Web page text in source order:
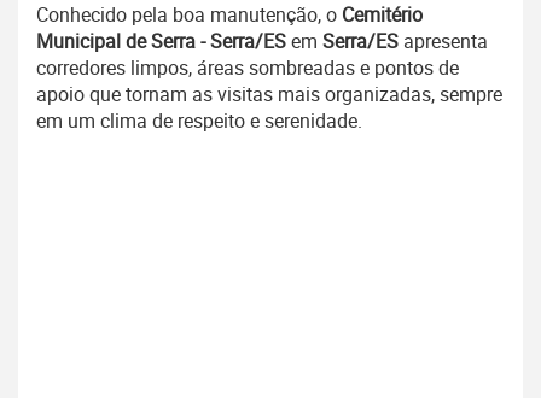
Conhecido pela boa manutenção, o Cemitério
Municipal de Serra - Serra/ESem Serra/ES apresenta
corredores limpos, áreas sombreadas e pontos de
apoio que tornam as visitas mais organizadas, sempre
em um clima de respeito e serenidade.